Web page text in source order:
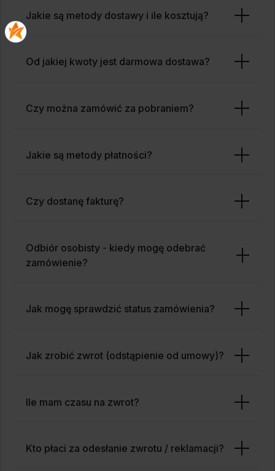
Jakie są metody dostawy i ile kosztują?
Od jakiej kwoty jest darmowa dostawa?
Czy można zamówić za pobraniem?
Jakie są metody płatności?
Czy dostanę fakturę?
Odbiór osobisty - kiedy mogę odebrać
zamówienie?
Jak mogę sprawdzić status zamówienia?
Jak zrobić zwrot (odstąpienie od umowy)?
Ile mam czasu na zwrot?
Kto płaci za odesłanie zwrotu / reklamacji?